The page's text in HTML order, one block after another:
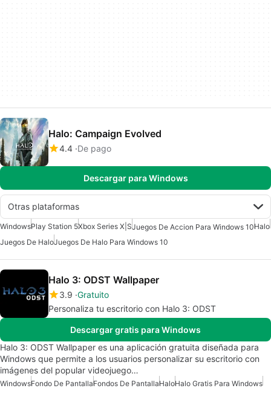
Halo: Campaign Evolved
4.4 De pago
Descargar para Windows
Otras plataformas
WindowsPlay Station 5Xbox Series X|SJuegos De Accion Para Windows 10Halo
Juegos De HaloJuegos De Halo Para Windows 10
Halo 3: ODST Wallpaper
3.9 Gratuito
Personaliza tu escritorio con Halo 3: ODST
Descargar gratis para Windows
Halo 3: ODST Wallpaper es una aplicación gratuita diseñada para
Windows que permite a los usuarios personalizar su escritorio con
imágenes del popular videojuego…
WindowsFondo De PantallaFondos De PantallaHaloHalo Gratis Para Windows